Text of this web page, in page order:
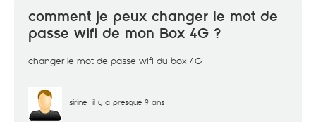
comment je peux changer le mot de
passe wifi de mon Box 4G ?
changer le mot de passe wifi du box 4G
sirine il y a presque 9 ans